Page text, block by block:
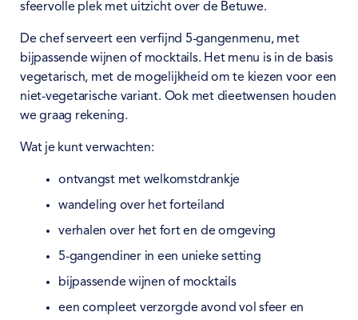
sfeervolle plek met uitzicht over de Betuwe.
De chef serveert een verfijnd 5-gangenmenu, met
bijpassende wijnen of mocktails. Het menu is in de basis
vegetarisch, met de mogelijkheid om te kiezen voor een
niet-vegetarische variant. Ook met dieetwensen houden
we graag rekening.
Wat je kunt verwachten:
ontvangst met welkomstdrankje
wandeling over het forteiland
verhalen over het fort en de omgeving
5-gangendiner in een unieke setting
bijpassende wijnen of mocktails
een compleet verzorgde avond vol sfeer en